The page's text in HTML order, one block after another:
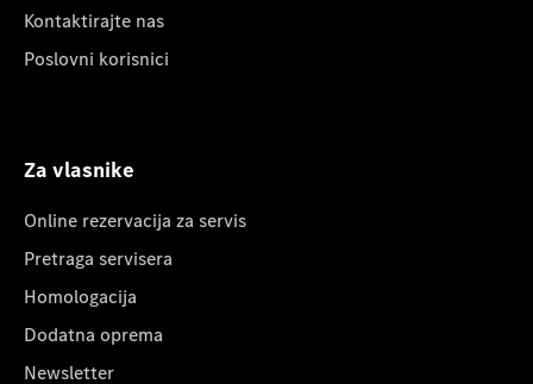
Kontaktirajte nas
Poslovni korisnici
Za vlasnike
Online rezervacija za servis
Pretraga servisera
Homologacija
Dodatna oprema
Newsletter